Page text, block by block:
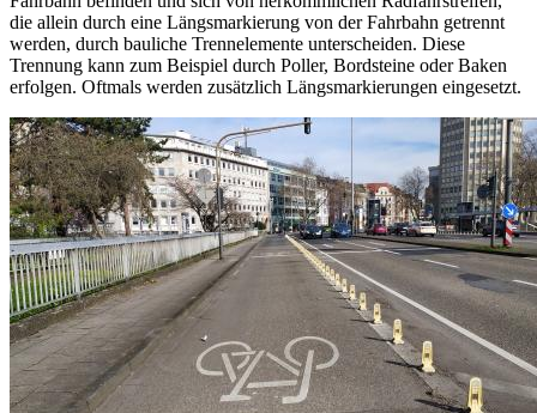
die allein durch eine Längsmarkierung von der Fahrbahn getrennt
werden, durch bauliche Trennelemente unterscheiden. Diese
Trennung kann zum Beispiel durch Poller, Bordsteine oder Baken
erfolgen. Oftmals werden zusätzlich Längsmarkierungen eingesetzt.